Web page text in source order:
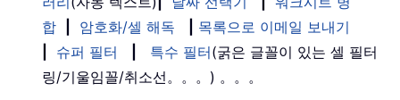
합
암호화/셀 해독
목록으로 이메일 보내기
슈퍼 필터 특수 필터(굵은 글꼴이 있는 셀 필터
링/기울임꼴/취소선。。。) 。。。